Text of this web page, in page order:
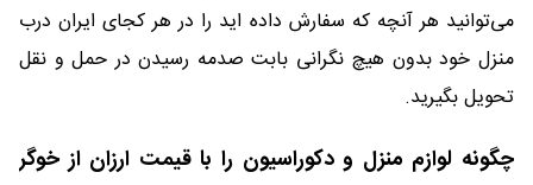
می‌توانید هر آنچه که سفارش داده اید را در هر کجای ایران درب
منزل خود بدون هیچ نگرانی بابت صدمه رسیدن در حمل و نقل
تحویل بگیرید.
چگونه لوازم منزل و دکوراسیون را با قیمت ارزان از خوگر